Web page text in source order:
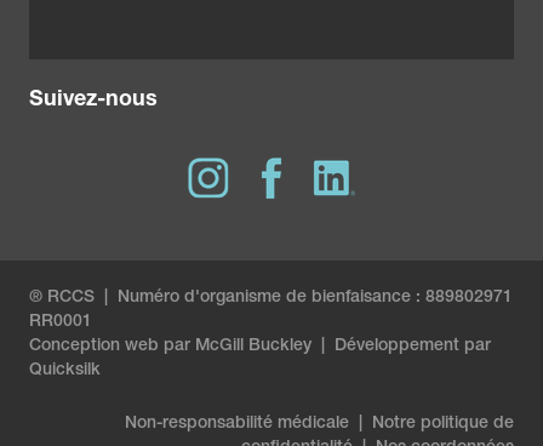
Suivez-nous
® RCCS | Numéro d'organisme de bienfaisance : 889802971
RR0001
Conception web par McGill Buckley
Développement par
Quicksilk
Non-responsabilité médicale
Notre politique de